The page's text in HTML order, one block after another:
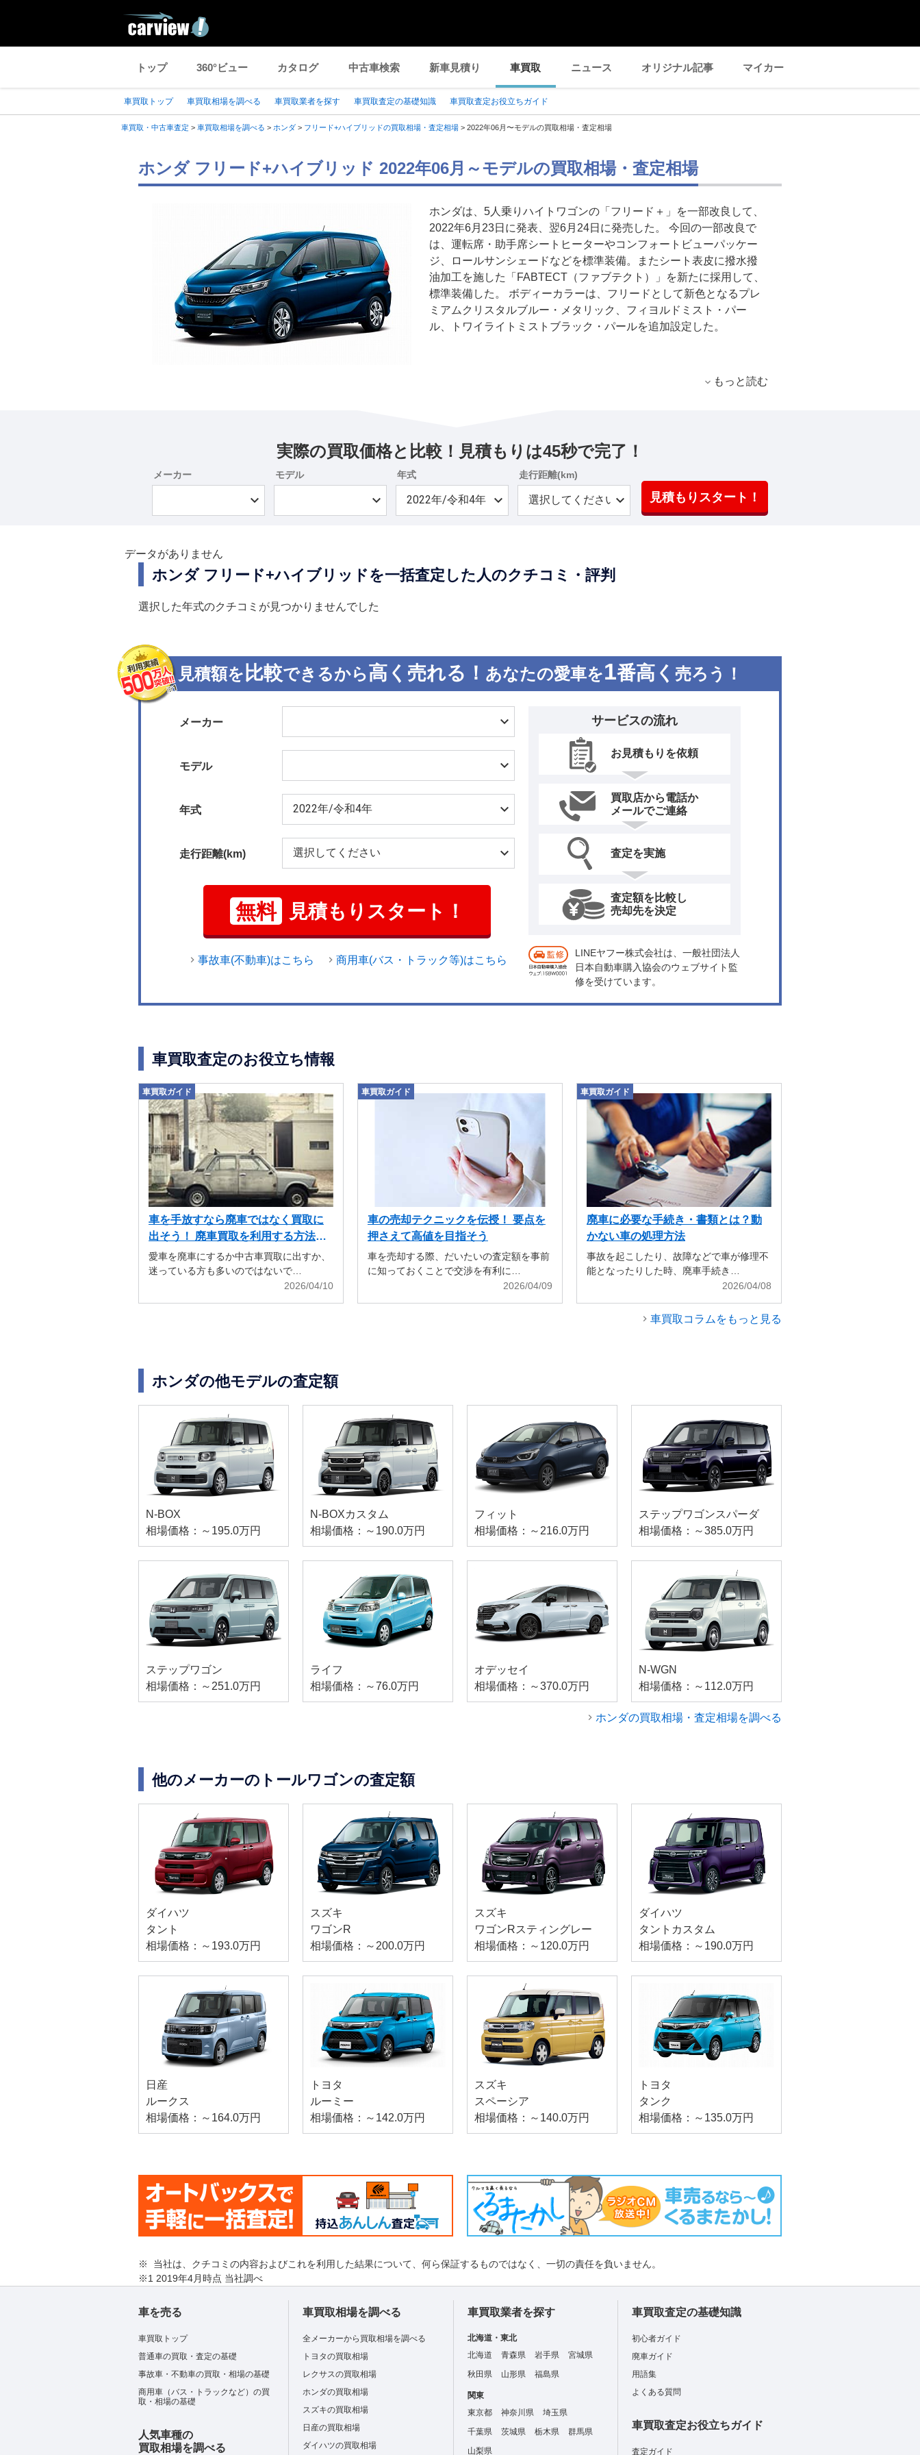
トップ 360°ビュー カタログ 中古車検索 新車見積り 車買取 ニュース オリジナル記事 マイカー
車買取トップ 車買取相場を調べる 車買取業者を探す 車買取査定の基礎知識 車買取査定お役立ちガイド
車買取・中古車査定 > 車買取相場を調べる > ホンダ > フリード+ハイブリッドの買取相場・査定相場 > 2022年06月〜モデルの買取相場・査定相場
ホンダ フリード+ハイブリッド 2022年06月～モデルの買取相場・査定相場
ホンダは、5人乗りハイトワゴンの「フリード＋」を一部改良して、
2022年6月23日に発表、翌6月24日に発売した。 今回の一部改良で
は、運転席・助手席シートヒーターやコンフォートビューパッケー
ジ、ロールサンシェードなどを標準装備。またシート表皮に撥水撥
油加工を施した「FABTECT（ファブテクト）」を新たに採用して、
標準装備した。 ボディーカラーは、フリードとして新色となるプレ
ミアムクリスタルブルー・メタリック、フィヨルドミスト・パー
ル、トワイライトミストブラック・パールを追加設定した。
もっと読む
実際の買取価格と比較！見積もりは45秒で完了！
メーカー モデル 年式 走行距離(km)
見積もりスタート！
データがありません
ホンダ フリード+ハイブリッドを一括査定した人のクチコミ・評判
選択した年式のクチコミが見つかりませんでした
見積額を 比較できるから高く売れる！ あなたの愛車を1番高く 売ろう！
メーカー
モデル
年式
走行距離(km)
無料 見積もりスタート！
事故車(不動車)はこちら 商用車(バス・トラック等)はこちら
サービスの流れ
お見積もりを依頼
買取店から電話か
メールでご連絡
査定を実施
査定額を比較し
売却先を決定
LINEヤフー株式会社は、一般社団法人
日本自動車購入協会のウェブサイト監
修を受けています。
車買取査定のお役立ち情報
車買取ガイド
車を手放すなら廃車ではなく買取に
出そう！ 廃車買取を利用する方法も
解説
愛車を廃車にするか中古車買取に出すか、
迷っている方も多いのではないで…
2026/04/10
車買取ガイド
車の売却テクニックを伝授！ 要点を
押さえて高値を目指そう
車を売却する際、だいたいの査定額を事前
に知っておくことで交渉を有利に…
2026/04/09
車買取ガイド
廃車に必要な手続き・書類とは？動
かない車の処理方法
事故を起こしたり、故障などで車が修理不
能となったりした時、廃車手続き…
2026/04/08
車買取コラムをもっと見る
ホンダの他モデルの査定額
N-BOX
相場価格：～195.0万円
N-BOXカスタム
相場価格：～190.0万円
フィット
相場価格：～216.0万円
ステップワゴンスパーダ
相場価格：～385.0万円
ステップワゴン
相場価格：～251.0万円
ライフ
相場価格：～76.0万円
オデッセイ
相場価格：～370.0万円
N-WGN
相場価格：～112.0万円
ホンダの買取相場・査定相場を調べる
他のメーカーのトールワゴンの査定額
ダイハツ
タント
相場価格：～193.0万円
スズキ
ワゴンR
相場価格：～200.0万円
スズキ
ワゴンRスティングレー
相場価格：～120.0万円
ダイハツ
タントカスタム
相場価格：～190.0万円
日産
ルークス
相場価格：～164.0万円
トヨタ
ルーミー
相場価格：～142.0万円
スズキ
スペーシア
相場価格：～140.0万円
トヨタ
タンク
相場価格：～135.0万円
※ 当社は、クチコミの内容およびこれを利用した結果について、何ら保証するものではなく、一切の責任を負いません。
※1 2019年4月時点 当社調べ
車を売る
車買取トップ
普通車の買取・査定の基礎
事故車・不動車の買取・相場の基礎
商用車（バス・トラックなど）の買
取・相場の基礎
人気車種の
買取相場を調べる
車買取相場を調べる
全メーカーから買取相場を調べる
トヨタの買取相場
レクサスの買取相場
ホンダの買取相場
スズキの買取相場
日産の買取相場
ダイハツの買取相場
車買取業者を探す
北海道・東北
北海道
青森県 岩手県
宮城県
秋田県
山形県 福島県
関東
東京都
神奈川県
埼玉県
千葉県
茨城県 栃木県
群馬県
山梨県
車買取査定の基礎知識
初心者ガイド
廃車ガイド
用語集
よくある質問
車買取査定お役立ちガイド
査定ガイド